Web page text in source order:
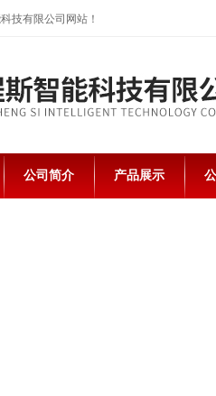
技有限公司网站！
公司简介 产品展示